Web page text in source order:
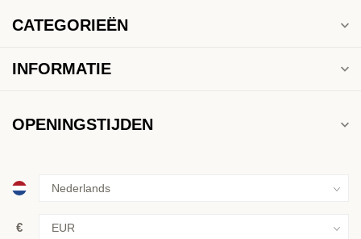
CATEGORIEËN
INFORMATIE
OPENINGSTIJDEN
€